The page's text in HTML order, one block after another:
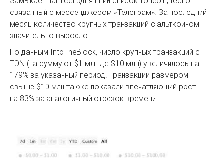
связанный с мессенджером «Телеграм». За последний
месяц количество крупных транзакций с альткоином
значительно выросло.
По данным IntoTheBlock, число крупных транзакций с
TON (на сумму от $1 млн до $10 млн) увеличилось на
179% за указанный период. Транзакции размером
свыше $10 млн также показали впечатляющий рост —
на 83% за аналогичный отрезок времени.